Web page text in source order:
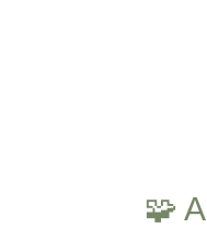
🧩